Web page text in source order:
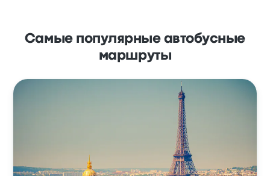
Самые популярные автобусные
маршруты